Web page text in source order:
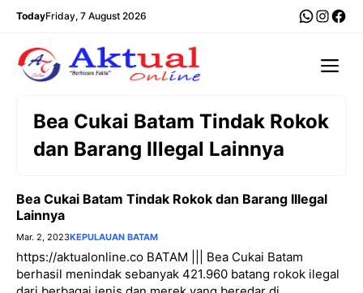
Langsung
TodayFriday, 7 August 2026
Bea Cukai Batam Tindak Rokok
dan Barang Illegal Lainnya
Bea Cukai Batam Tindak Rokok dan Barang Illegal
Lainnya
Mar. 2, 2023KEPULAUAN BATAM
https://aktualonline.co BATAM ||| Bea Cukai Batam
berhasil menindak sebanyak 421.960 batang rokok ilegal